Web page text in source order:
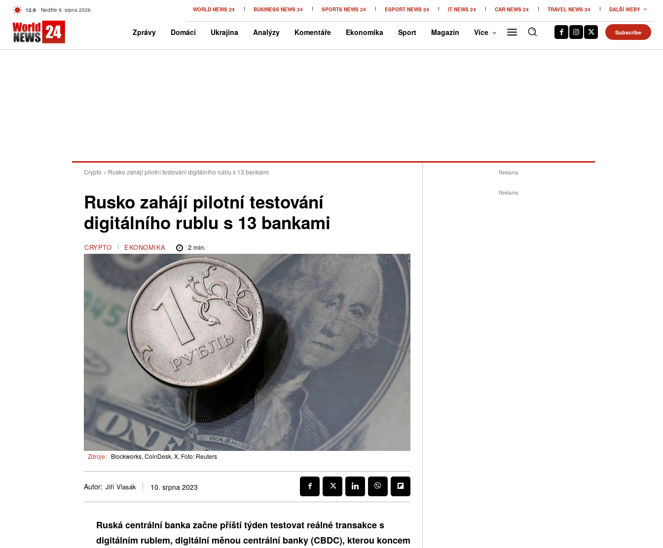
12.6 C Czech
Neděle 9. srpna 2026 WORLD NEWS 24 BUSINESS NEWS 24 SPORTS NEWS 24 ESPORT NEWS 24 IT NEWS 24 CAR NEWS 24 TRAVEL NEWS 24 DALŠÍ WEBY
Zprávy Domácí Ukrajina Analýzy Komentáře Ekonomika Sport Magazín Více Subscribe
Crypto Rusko zahájí pilotní testování digitálního rublu s 13 bankami
Rusko zahájí pilotní testování
digitálního rublu s 13 bankami
CRYPTO EKONOMIKA 2min.
Zdroje: Blockworks, CoinDesk, X, Foto: Reuters
Autor: Jiří Vlasák 10. srpna 2023
Ruská centrální banka začne příští týden testovat reálné transakce s
digitálním rublem, digitální měnou centrální banky (CBDC), kterou koncem
Reklama
Reklama